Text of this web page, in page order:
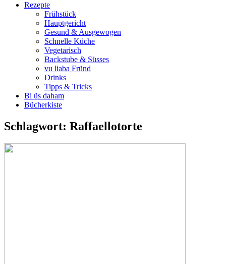
Rezepte
Frühstück
Hauptgericht
Gesund & Ausgewogen
Schnelle Küche
Vegetarisch
Backstube & Süsses
vu liaba Fründ
Drinks
Tipps & Tricks
Bi üs daham
Bücherkiste
Schlagwort: Raffaellotorte